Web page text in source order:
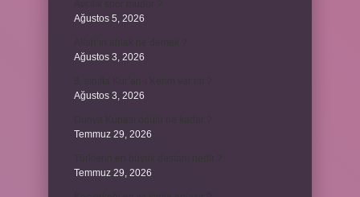
Ağustos 5, 2026
Ağustos 3, 2026
Ağustos 3, 2026
Temmuz 29, 2026
Temmuz 29, 2026